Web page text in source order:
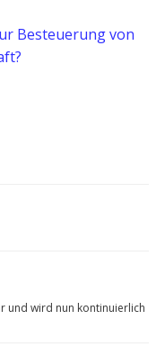
und wird nun kontinuierlich
Besteuerung von